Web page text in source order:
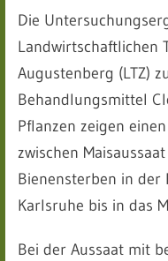
Die
Landwirtschaftlichen
Augustenberg (LTZ)
Behandlungsmittel
Pflanzen zeigen
zwischen
Bienensterben in der
Karlsruhe bis in das
Bei der Aussaat mit